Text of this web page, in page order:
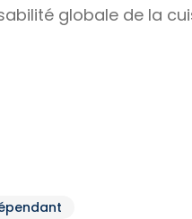
globale de la